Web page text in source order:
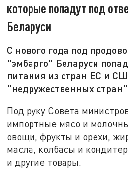
которые попадут под
Беларуси
С нового года под
"эмбарго" Беларуси
питания из стран ЕС и
"недружественных
Под руку Совета
импортные мясо и
овощи, фрукты и орехи,
масла, колбасы и
и другие товары.